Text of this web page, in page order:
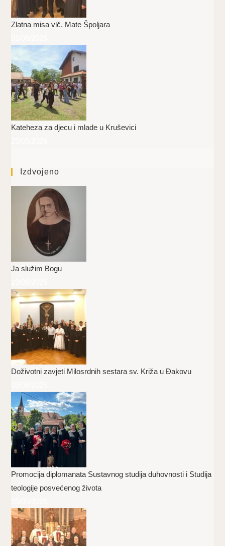
Zlatna misa vlč. Mate Špoljara
Kateheza za djecu i mlade u Kruševici
Izdvojeno
Ja služim Bogu
Doživotni zavjeti Milosrdnih sestara sv. Križa u Đakovu
Promocija diplomanata Sustavnog studija duhovnosti i Studija
teologije posvećenog života